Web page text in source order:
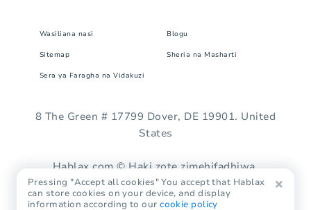
Wasiliana nasi Blogu
Sitemap Sheria na Masharti
Sera ya Faragha na Vidakuzi
8 The Green # 17799 Dover, DE 19901. United
States
Hablax.com © Haki zote zimehifadhiwa.
Pressing "Accept all cookies" You accept that Hablax
can store cookies on your device, and display
information according to ourcookie policy